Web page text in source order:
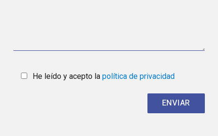
He leído y acepto la política de privacidad